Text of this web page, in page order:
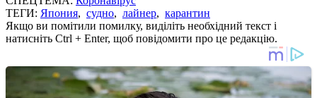
ТЕГИ: Япония, судно, лайнер, карантин
Якщо ви помітили помилку, виділіть необхідний текст і
натисніть Ctrl + Enter, щоб повідомити про це редакцію.